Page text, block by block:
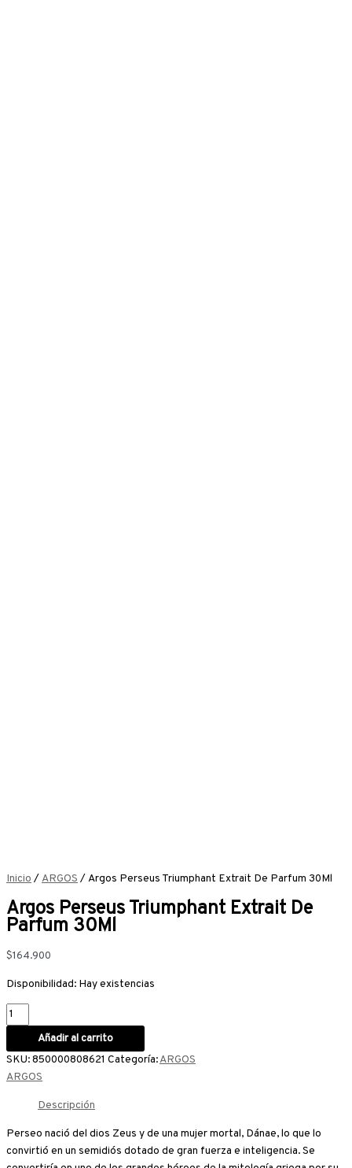
Inicio / ARGOS / Argos Perseus Triumphant Extrait De Parfum 30Ml
Argos Perseus Triumphant Extrait De
Parfum 30Ml
$164.900
Disponibilidad: Hay existencias
Añadir al carrito
SKU:850000808621 Categoría:ARGOS
ARGOS
Descripción
Perseo nació del dios Zeus y de una mujer mortal, Dánae, lo que lo
convirtió en un semidiós dotado de gran fuerza e inteligencia. Se